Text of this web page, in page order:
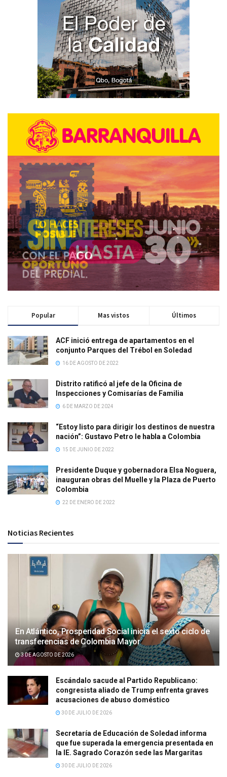
Popular Mas vistos Últimos
ACF inició entrega de apartamentos en el
conjunto Parques del Trébol en Soledad
16 DE AGOSTO DE 2022
Distrito ratificó al jefe de la Oficina de
Inspecciones y Comisarías de Familia
6 DE MARZO DE 2024
“Estoy listo para dirigir los destinos de nuestra
nación”: Gustavo Petro le habla a Colombia
15 DE JUNIO DE 2022
Presidente Duque y gobernadora Elsa Noguera,
inauguran obras del Muelle y la Plaza de Puerto
Colombia
22 DE ENERO DE 2022
Noticias Recientes
En Atlántico, Prosperidad Social inicia el sexto ciclo de
transferencias de Colombia Mayor
3 DE AGOSTO DE 2026
Escándalo sacude al Partido Republicano:
congresista aliado de Trump enfrenta graves
acusaciones de abuso doméstico
30 DE JULIO DE 2026
Secretaría de Educación de Soledad informa
que fue superada la emergencia presentada en
la IE. Sagrado Corazón sede las Margaritas
30 DE JULIO DE 2026